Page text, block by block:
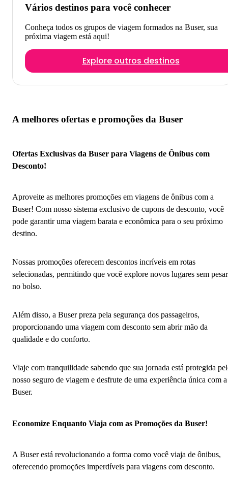
Vários destinos para você conhecer
Conheça todos os grupos de viagem formados na Buser, sua
próxima viagem está aqui!
Explore outros destinos
A melhores ofertas e promoções da Buser
Ofertas Exclusivas da Buser para Viagens de Ônibus com
Desconto!
Aproveite as melhores promoções em viagens de ônibus com a
Buser! Com nosso sistema exclusivo de cupons de desconto, você
pode garantir uma viagem barata e econômica para o seu próximo
destino.
Nossas promoções oferecem descontos incríveis em rotas
selecionadas, permitindo que você explore novos lugares sem pesar
no bolso.
Além disso, a Buser preza pela segurança dos passageiros,
proporcionando uma viagem com desconto sem abrir mão da
qualidade e do conforto.
Viaje com tranquilidade sabendo que sua jornada está protegida
nosso seguro de viagem e desfrute de uma experiência única com a
Buser.
Economize Enquanto Viaja com as Promoções da Buser!
A Buser está revolucionando a forma como você viaja de ônibus,
oferecendo promoções imperdíveis para viagens com desconto.